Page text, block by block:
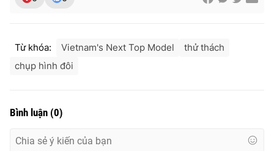
Từ khóa: Vietnam's Next Top Model
thử thách
chụp hình đôi
Bình luận (0)